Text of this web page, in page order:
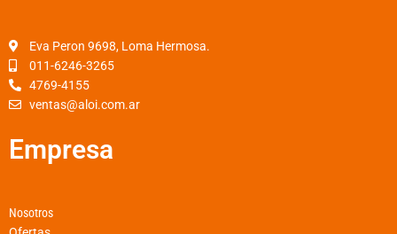
o
r
Eva Peron 9698, Loma Hermosa.
011-6246-3265
4769-4155
ventas@aloi.com.ar
Empresa
Nosotros